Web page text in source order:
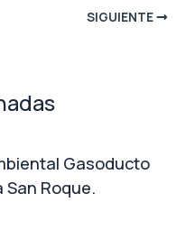
SIGUIENTE
Gasoducto
San Roque.